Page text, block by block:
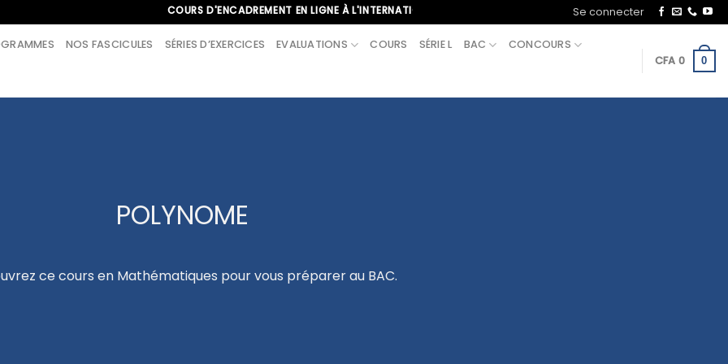
COURS D'ENCADREMENT EN LIGNE À L'INTERNATIONAL, APPELEZ-NOUS AU+221 70 713 09 21Se connecter
NOS FASCICULES SÉRIES D’EXERCICES EVALUATIONS COURS SÉRIE L BAC CONCOURS
CFA 0 0
POLYNOME
ce cours en Mathématiques pour vous préparer au BAC.